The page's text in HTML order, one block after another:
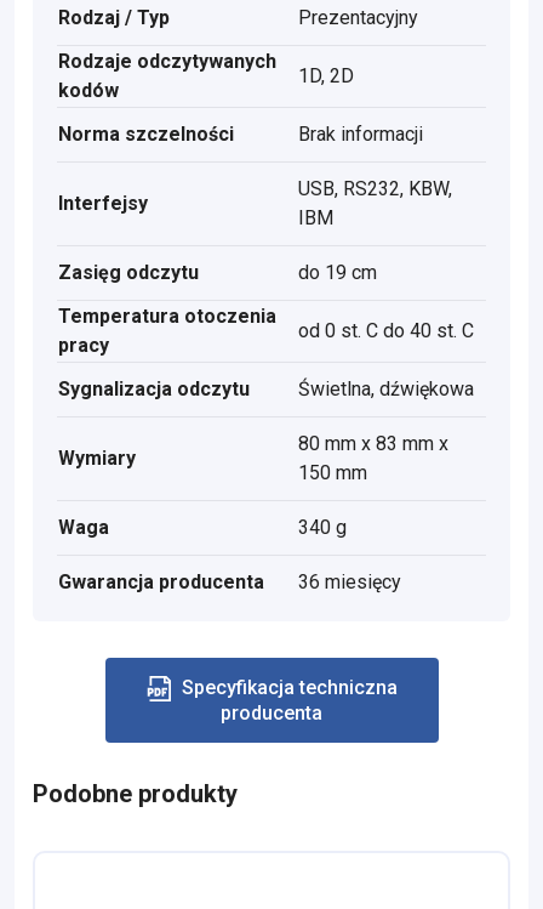
Rodzaj / Typ
Prezentacyjny
Rodzaje odczytywanych
kodów
1D, 2D
Norma szczelności Brak informacji
Interfejsy
USB, RS232, KBW,
IBM
Zasięg odczytu
do 19 cm
Temperatura otoczenia
pracy
od 0 st. C do 40 st. C
Sygnalizacja odczytu Świetlna, dźwiękowa
Wymiary
80 mm x 83 mm x
150 mm
Waga 340 g
Gwarancja producenta 36 miesięcy
Specyfikacja techniczna
producenta
Podobne produkty